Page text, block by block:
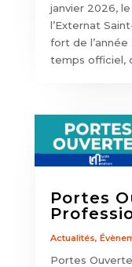
janvier 2026,
l’Externat
fort de l’année
temps officiel,
Portes
Actualités,
Portes